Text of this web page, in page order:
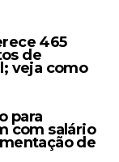
465
de
veja como
para
com salário
de